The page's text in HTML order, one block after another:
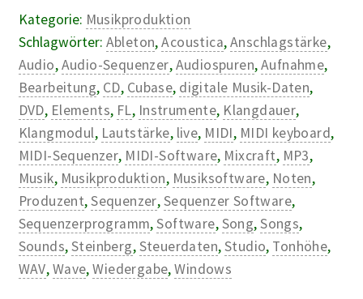
Kategorie: Musikproduktion
Schlagwörter: Ableton,Acoustica,Anschlagstärke,
Audio,Audio-Sequenzer,Audiospuren,Aufnahme,
Bearbeitung, CD, Cubase, digitale Musik-Daten,
DVD, Elements, FL, Instrumente, Klangdauer,
Klangmodul, Lautstärke, live, MIDI, MIDI keyboard,
MIDI-Sequenzer, MIDI-Software, Mixcraft, MP3,
Musik, Musikproduktion, Musiksoftware, Noten,
Produzent,Sequenzer,Sequenzer Software,
Sequenzerprogramm,Software,Song,Songs,
Sounds,Steinberg,Steuerdaten,Studio, Tonhöhe,
WAV,Wave,Wiedergabe,Windows